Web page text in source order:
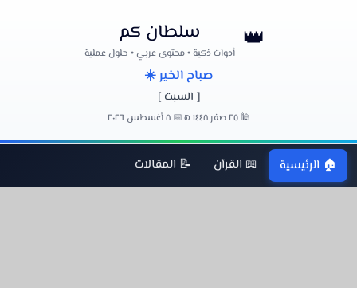
👑 سلطان كم
أدوات ذكية • محتوى عربي • حلول عملية
صباح الخير ☀️
[ السبت ]
🕌 ٢٥ صفر ١٤٤٨ هـ 📅 ٨ أغسطس ٢٠٢٦
🏠 الرئيسية 📖 القرآن 📝 المقالات